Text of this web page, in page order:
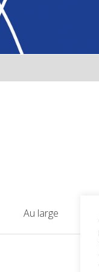
Au large